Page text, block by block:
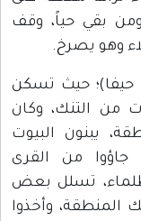
ومن بقي حياً، وقف
وهو يصرخ.
حيفا)؛ حيث تسكن
من التنك، وكان
يبنون البيوت
جاؤوا من القرى
ظلماء، تسلل بعض
المنطقة، وأخذوا